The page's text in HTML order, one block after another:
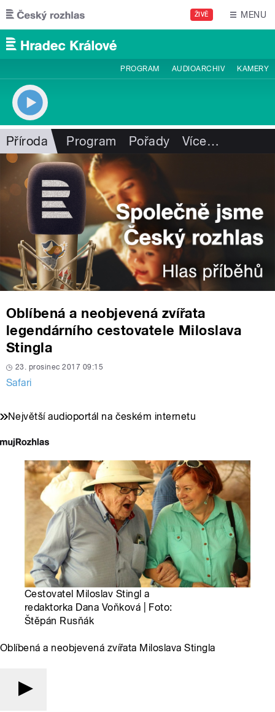
Přejít k hlavnímu obsahu
ŽIVĚ MENU
PROGRAM AUDIOARCHIV KAMERY
Příroda Program Pořady Více…
Oblíbená a neobjevená zvířata
legendárního cestovatele Miloslava
Stingla
23. prosinec 2017 09:15
Safari
Největší audioportál na českém internetu
Cestovatel Miloslav Stingl a
redaktorka Dana Voňková | Foto:
Štěpán Rusňák
Oblíbená a neobjevená zvířata Miloslava Stingla